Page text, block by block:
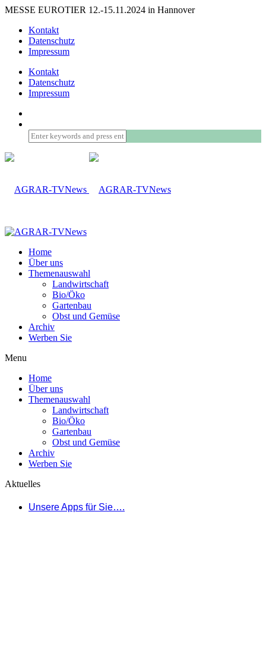
MESSE EUROTIER 12.-15.11.2024 in Hannover
Kontakt
Datenschutz
Impressum
Kontakt
Datenschutz
Impressum
Home
Über uns
Themenauswahl
Landwirtschaft
Bio/Öko
Gartenbau
Obst und Gemüse
Archiv
Werben Sie
Menu
Home
Über uns
Themenauswahl
Landwirtschaft
Bio/Öko
Gartenbau
Obst und Gemüse
Archiv
Werben Sie
Aktuelles
Unsere Apps für Sie….